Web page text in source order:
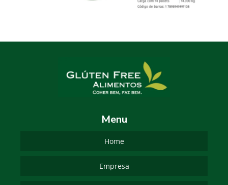
Menu
Home
Empresa